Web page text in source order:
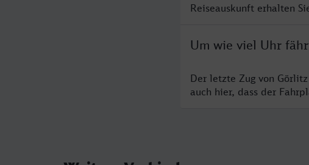
Reiseauskunft erhalten
Um wie viel Uhr
Der letzte Zug von
auch hier, dass der